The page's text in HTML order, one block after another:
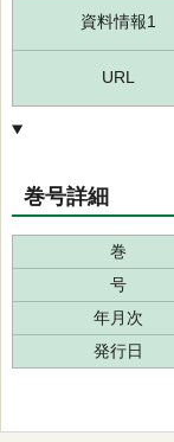
資料情報1
URL
巻号詳細
巻
号
年月次
発行日